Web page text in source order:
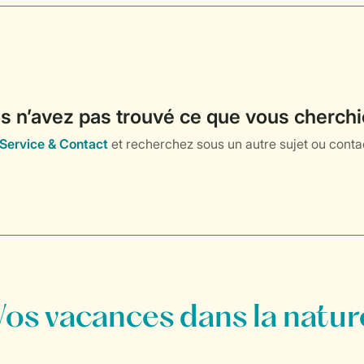
vacances dans la